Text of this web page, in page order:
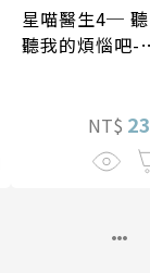
星喵醫生4─ 聽
聽我的煩惱吧-
NT$